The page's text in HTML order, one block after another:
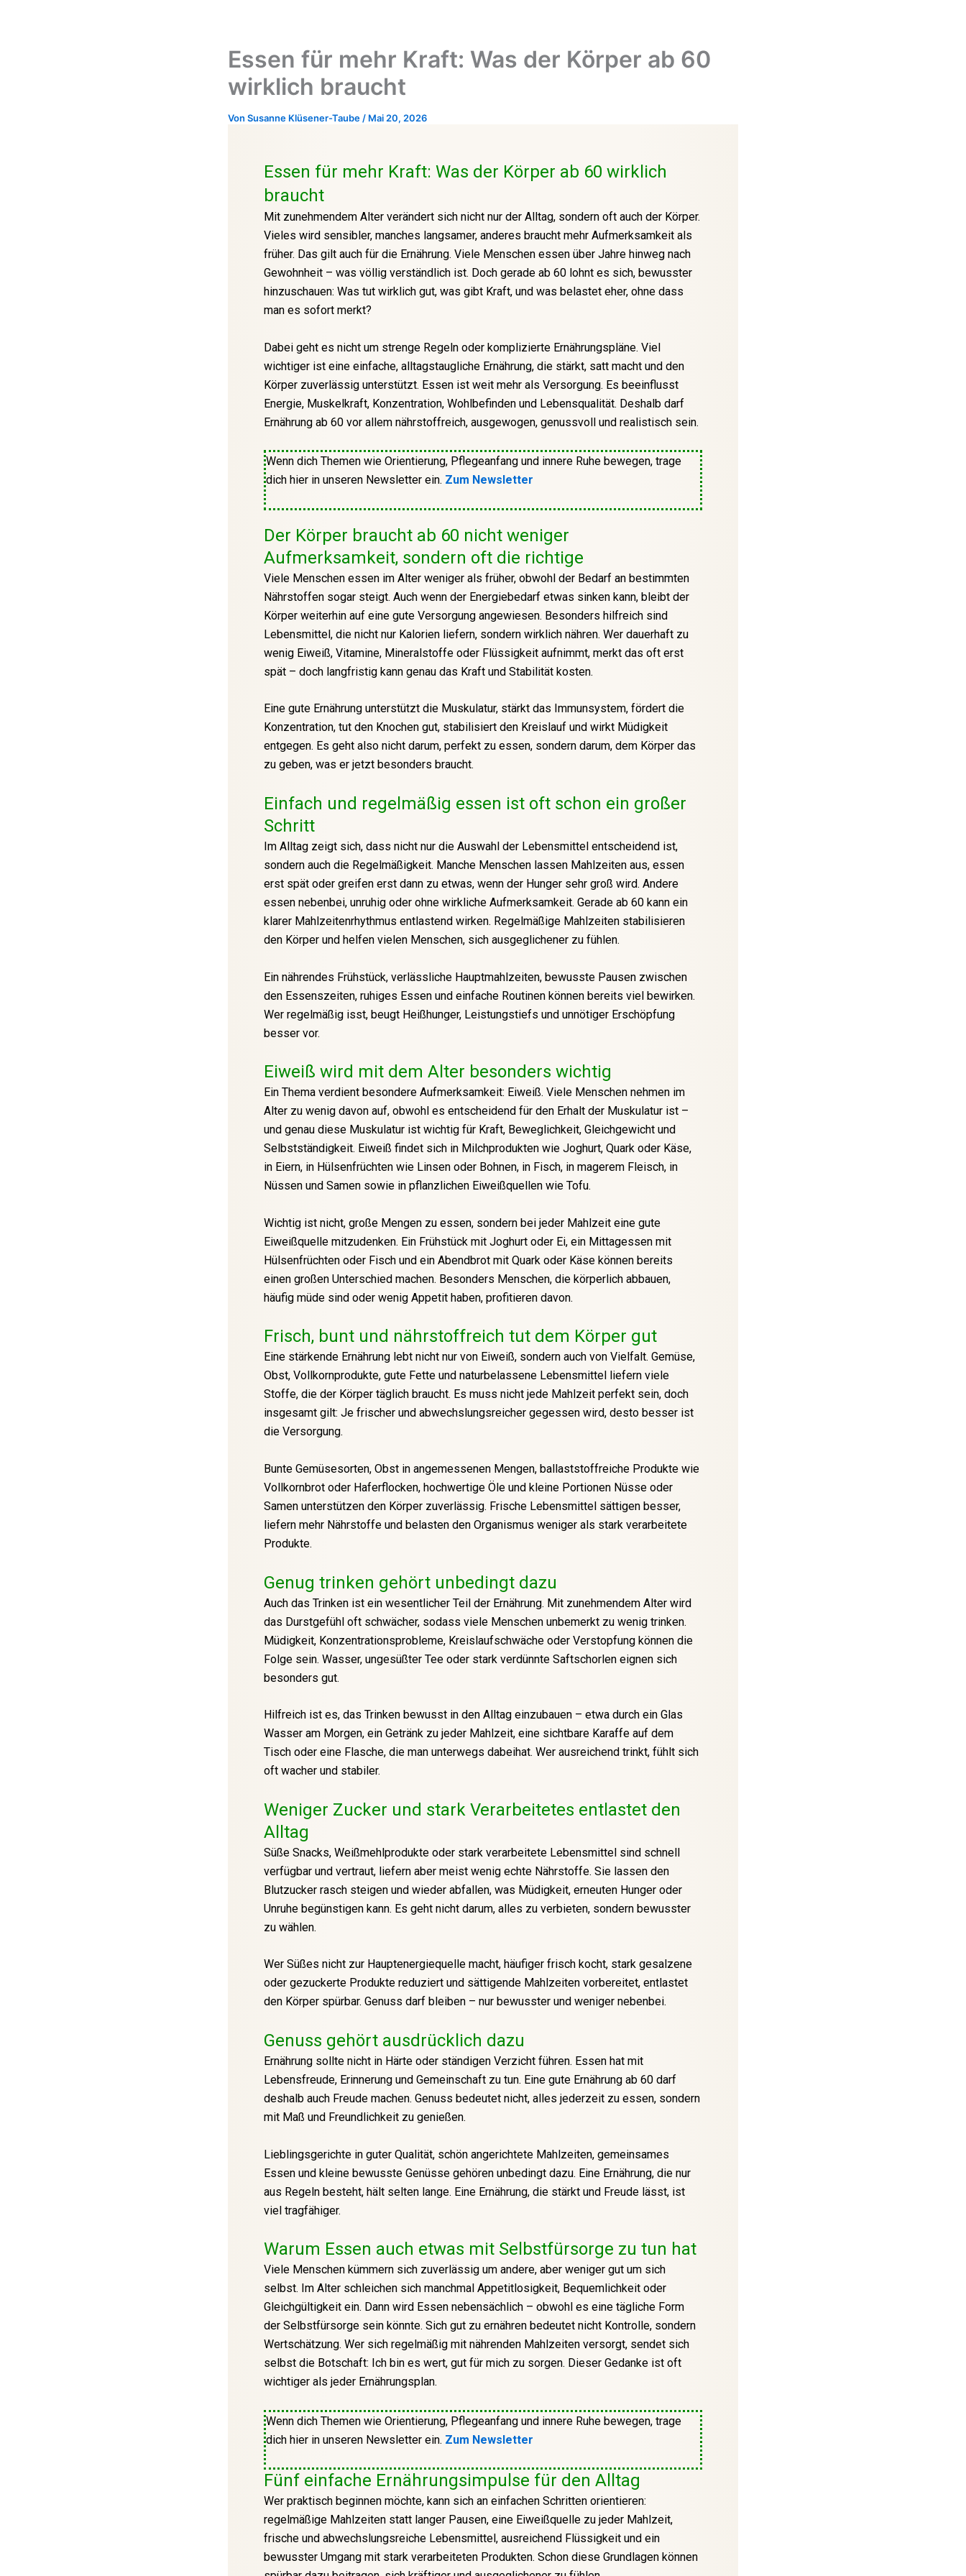
Essen für mehr Kraft: Was der Körper ab 60
wirklich braucht
Von Susanne Klüsener-Taube / Mai 20, 2026
Essen für mehr Kraft: Was der Körper ab 60 wirklich
braucht
Mit zunehmendem Alter verändert sich nicht nur der Alltag, sondern oft auch der Körper.
Vieles wird sensibler, manches langsamer, anderes braucht mehr Aufmerksamkeit als
früher. Das gilt auch für die Ernährung. Viele Menschen essen über Jahre hinweg nach
Gewohnheit – was völlig verständlich ist. Doch gerade ab 60 lohnt es sich, bewusster
hinzuschauen: Was tut wirklich gut, was gibt Kraft, und was belastet eher, ohne dass
man es sofort merkt?
Dabei geht es nicht um strenge Regeln oder komplizierte Ernährungspläne. Viel
wichtiger ist eine einfache, alltagstaugliche Ernährung, die stärkt, satt macht und den
Körper zuverlässig unterstützt. Essen ist weit mehr als Versorgung. Es beeinflusst
Energie, Muskelkraft, Konzentration, Wohlbefinden und Lebensqualität. Deshalb darf
Ernährung ab 60 vor allem nährstoffreich, ausgewogen, genussvoll und realistisch sein.
Wenn dich Themen wie Orientierung, Pflegeanfang und innere Ruhe bewegen, trage
dich hier in unseren Newsletter ein. Zum Newsletter
Der Körper braucht ab 60 nicht weniger
Aufmerksamkeit, sondern oft die richtige
Viele Menschen essen im Alter weniger als früher, obwohl der Bedarf an bestimmten
Nährstoffen sogar steigt. Auch wenn der Energiebedarf etwas sinken kann, bleibt der
Körper weiterhin auf eine gute Versorgung angewiesen. Besonders hilfreich sind
Lebensmittel, die nicht nur Kalorien liefern, sondern wirklich nähren. Wer dauerhaft zu
wenig Eiweiß, Vitamine, Mineralstoffe oder Flüssigkeit aufnimmt, merkt das oft erst
spät – doch langfristig kann genau das Kraft und Stabilität kosten.
Eine gute Ernährung unterstützt die Muskulatur, stärkt das Immunsystem, fördert die
Konzentration, tut den Knochen gut, stabilisiert den Kreislauf und wirkt Müdigkeit
entgegen. Es geht also nicht darum, perfekt zu essen, sondern darum, dem Körper das
zu geben, was er jetzt besonders braucht.
Einfach und regelmäßig essen ist oft schon ein großer
Schritt
Im Alltag zeigt sich, dass nicht nur die Auswahl der Lebensmittel entscheidend ist,
sondern auch die Regelmäßigkeit. Manche Menschen lassen Mahlzeiten aus, essen
erst spät oder greifen erst dann zu etwas, wenn der Hunger sehr groß wird. Andere
essen nebenbei, unruhig oder ohne wirkliche Aufmerksamkeit. Gerade ab 60 kann ein
klarer Mahlzeitenrhythmus entlastend wirken. Regelmäßige Mahlzeiten stabilisieren
den Körper und helfen vielen Menschen, sich ausgeglichener zu fühlen.
Ein nährendes Frühstück, verlässliche Hauptmahlzeiten, bewusste Pausen zwischen
den Essenszeiten, ruhiges Essen und einfache Routinen können bereits viel bewirken.
Wer regelmäßig isst, beugt Heißhunger, Leistungstiefs und unnötiger Erschöpfung
besser vor.
Eiweiß wird mit dem Alter besonders wichtig
Ein Thema verdient besondere Aufmerksamkeit: Eiweiß. Viele Menschen nehmen im
Alter zu wenig davon auf, obwohl es entscheidend für den Erhalt der Muskulatur ist –
und genau diese Muskulatur ist wichtig für Kraft, Beweglichkeit, Gleichgewicht und
Selbstständigkeit. Eiweiß findet sich in Milchprodukten wie Joghurt, Quark oder Käse,
in Eiern, in Hülsenfrüchten wie Linsen oder Bohnen, in Fisch, in magerem Fleisch, in
Nüssen und Samen sowie in pflanzlichen Eiweißquellen wie Tofu.
Wichtig ist nicht, große Mengen zu essen, sondern bei jeder Mahlzeit eine gute
Eiweißquelle mitzudenken. Ein Frühstück mit Joghurt oder Ei, ein Mittagessen mit
Hülsenfrüchten oder Fisch und ein Abendbrot mit Quark oder Käse können bereits
einen großen Unterschied machen. Besonders Menschen, die körperlich abbauen,
häufig müde sind oder wenig Appetit haben, profitieren davon.
Frisch, bunt und nährstoffreich tut dem Körper gut
Eine stärkende Ernährung lebt nicht nur von Eiweiß, sondern auch von Vielfalt. Gemüse,
Obst, Vollkornprodukte, gute Fette und naturbelassene Lebensmittel liefern viele
Stoffe, die der Körper täglich braucht. Es muss nicht jede Mahlzeit perfekt sein, doch
insgesamt gilt: Je frischer und abwechslungsreicher gegessen wird, desto besser ist
die Versorgung.
Bunte Gemüsesorten, Obst in angemessenen Mengen, ballaststoffreiche Produkte wie
Vollkornbrot oder Haferflocken, hochwertige Öle und kleine Portionen Nüsse oder
Samen unterstützen den Körper zuverlässig. Frische Lebensmittel sättigen besser,
liefern mehr Nährstoffe und belasten den Organismus weniger als stark verarbeitete
Produkte.
Genug trinken gehört unbedingt dazu
Auch das Trinken ist ein wesentlicher Teil der Ernährung. Mit zunehmendem Alter wird
das Durstgefühl oft schwächer, sodass viele Menschen unbemerkt zu wenig trinken.
Müdigkeit, Konzentrationsprobleme, Kreislaufschwäche oder Verstopfung können die
Folge sein. Wasser, ungesüßter Tee oder stark verdünnte Saftschorlen eignen sich
besonders gut.
Hilfreich ist es, das Trinken bewusst in den Alltag einzubauen – etwa durch ein Glas
Wasser am Morgen, ein Getränk zu jeder Mahlzeit, eine sichtbare Karaffe auf dem
Tisch oder eine Flasche, die man unterwegs dabeihat. Wer ausreichend trinkt, fühlt sich
oft wacher und stabiler.
Weniger Zucker und stark Verarbeitetes entlastet den
Alltag
Süße Snacks, Weißmehlprodukte oder stark verarbeitete Lebensmittel sind schnell
verfügbar und vertraut, liefern aber meist wenig echte Nährstoffe. Sie lassen den
Blutzucker rasch steigen und wieder abfallen, was Müdigkeit, erneuten Hunger oder
Unruhe begünstigen kann. Es geht nicht darum, alles zu verbieten, sondern bewusster
zu wählen.
Wer Süßes nicht zur Hauptenergiequelle macht, häufiger frisch kocht, stark gesalzene
oder gezuckerte Produkte reduziert und sättigende Mahlzeiten vorbereitet, entlastet
den Körper spürbar. Genuss darf bleiben – nur bewusster und weniger nebenbei.
Genuss gehört ausdrücklich dazu
Ernährung sollte nicht in Härte oder ständigen Verzicht führen. Essen hat mit
Lebensfreude, Erinnerung und Gemeinschaft zu tun. Eine gute Ernährung ab 60 darf
deshalb auch Freude machen. Genuss bedeutet nicht, alles jederzeit zu essen, sondern
mit Maß und Freundlichkeit zu genießen.
Lieblingsgerichte in guter Qualität, schön angerichtete Mahlzeiten, gemeinsames
Essen und kleine bewusste Genüsse gehören unbedingt dazu. Eine Ernährung, die nur
aus Regeln besteht, hält selten lange. Eine Ernährung, die stärkt und Freude lässt, ist
viel tragfähiger.
Warum Essen auch etwas mit Selbstfürsorge zu tun hat
Viele Menschen kümmern sich zuverlässig um andere, aber weniger gut um sich
selbst. Im Alter schleichen sich manchmal Appetitlosigkeit, Bequemlichkeit oder
Gleichgültigkeit ein. Dann wird Essen nebensächlich – obwohl es eine tägliche Form
der Selbstfürsorge sein könnte. Sich gut zu ernähren bedeutet nicht Kontrolle, sondern
Wertschätzung. Wer sich regelmäßig mit nährenden Mahlzeiten versorgt, sendet sich
selbst die Botschaft: Ich bin es wert, gut für mich zu sorgen. Dieser Gedanke ist oft
wichtiger als jeder Ernährungsplan.
Wenn dich Themen wie Orientierung, Pflegeanfang und innere Ruhe bewegen, trage
dich hier in unseren Newsletter ein. Zum Newsletter
Fünf einfache Ernährungsimpulse für den Alltag
Wer praktisch beginnen möchte, kann sich an einfachen Schritten orientieren:
regelmäßige Mahlzeiten statt langer Pausen, eine Eiweißquelle zu jeder Mahlzeit,
frische und abwechslungsreiche Lebensmittel, ausreichend Flüssigkeit und ein
bewusster Umgang mit stark verarbeiteten Produkten. Schon diese Grundlagen können